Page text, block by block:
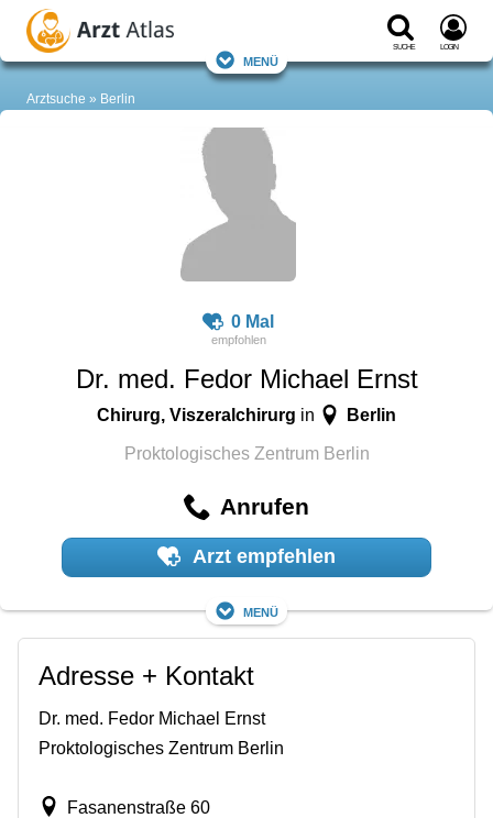
Suche Login
Menü
Arztsuche Berlin
0 Mal
Dr. med. Fedor Michael Ernst
Chirurg, Viszeralchirurg in Berlin
Proktologisches Zentrum Berlin
Anrufen
Arzt empfehlen
Menü
Adresse + Kontakt
Dr. med. Fedor Michael Ernst
Proktologisches Zentrum Berlin
Fasanenstraße 60